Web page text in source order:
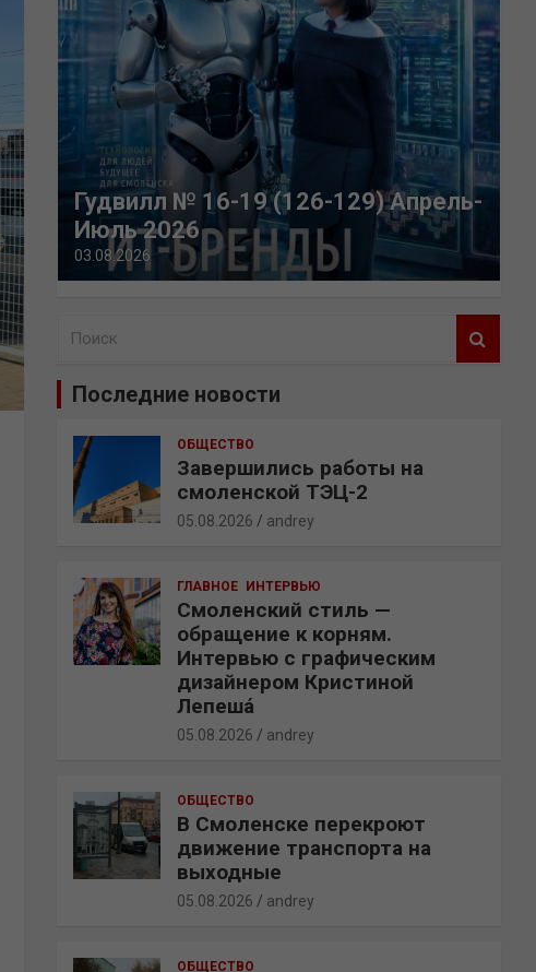
Гудвилл № 16-19 (126-129) Апрель-
Июль 2026
03.08.2026
Последние новости
ОБЩЕСТВО
Завершились работы на
смоленской ТЭЦ-2
05.08.2026 andrey
ГЛАВНОЕ ИНТЕРВЬЮ
Смоленский стиль —
обращение к корням.
Интервью с графическим
дизайнером Кристиной
Лепешá
05.08.2026 andrey
ОБЩЕСТВО
В Смоленске перекроют
движение транспорта на
выходные
05.08.2026 andrey
ОБЩЕСТВО